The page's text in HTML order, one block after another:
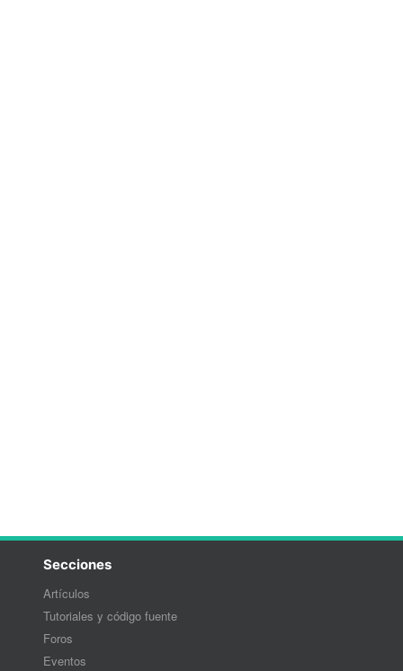
Secciones
Artículos
Tutoriales y código fuente
Foros
Eventos